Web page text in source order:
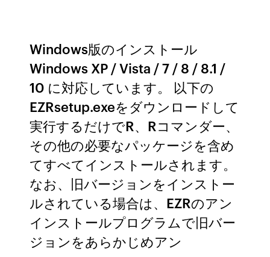
Windows版のインストール
Windows XP / Vista / 7 / 8 / 8.1 /
10 に対応しています。 以下の
EZRsetup.exeをダウンロードして
実行するだけでR、Rコマンダー、
その他の必要なパッケージを含め
てすべてインストールされます。
なお、旧バージョンをインストー
ルされている場合は、EZRのアン
インストールプログラムで旧バー
ジョンをあらかじめアン